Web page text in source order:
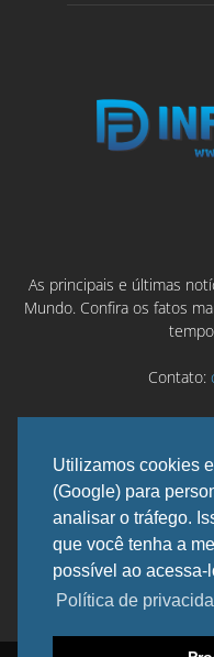
Utilizamos cookies
(Google) para
analisar o tráfego.
que você tenha a
possível ao acessa-
Política de
As principais e últimas
Mundo. Confira os fatos
Contato: